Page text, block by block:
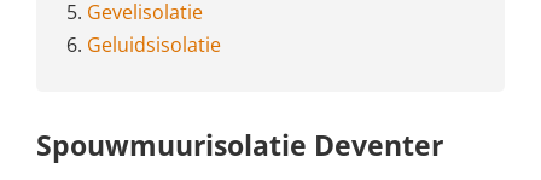
5. Gevelisolatie
6. Geluidsisolatie
Spouwmuurisolatie Deventer